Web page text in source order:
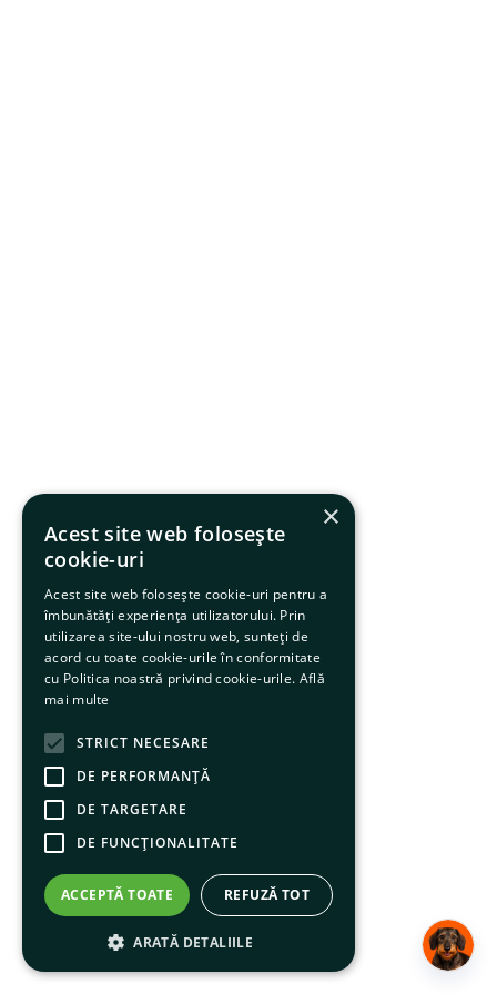
×
Acest site web folosește
cookie-uri
Acest site web folosește cookie-uri pentru a
îmbunătăți experiența utilizatorului. Prin
utilizarea site-ului nostru web, sunteți de
acord cu toate cookie-urile în conformitate
cu Politica noastră privind cookie-urile. Află
mai multe
STRICT NECESARE
DE PERFORMANȚĂ
DE TARGETARE
DE FUNCŢIONALITATE
ACCEPTĂ TOATE REFUZĂ TOT
ARATĂ DETALIILE